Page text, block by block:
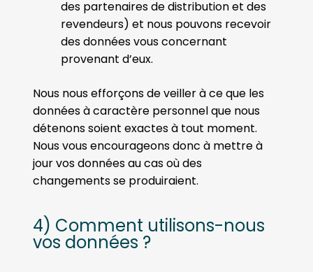
des partenaires de distribution et des
revendeurs) et nous pouvons recevoir
des données vous concernant
provenant d’eux.
Nous nous efforçons de veiller à ce que les
données à caractère personnel que nous
détenons soient exactes à tout moment.
Nous vous encourageons donc à mettre à
jour vos données au cas où des
changements se produiraient.
4) Comment utilisons-nous
vos données ?